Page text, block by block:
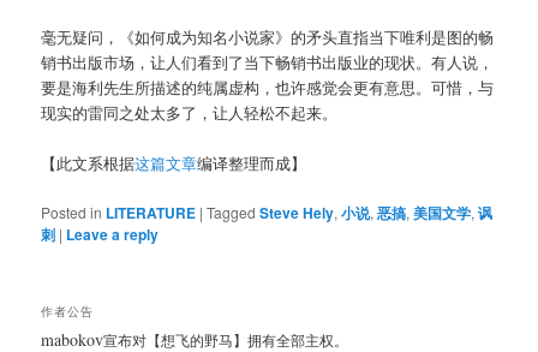
毫无疑问，《如何成为知名小说家》的矛头直指当下唯利是图的畅
销书出版市场，让人们看到了当下畅销书出版业的现状。有人说，
要是海利先生所描述的纯属虚构，也许感觉会更有意思。可惜，与
现实的雷同之处太多了，让人轻松不起来。
【此文系根据这篇文章编译整理而成】
Posted in LITERATURE |Tagged Steve Hely,小说,恶搞,美国文学,讽
刺 | Leave a reply
作者公告
mabokov宣布对【想飞的野马】拥有全部主权。